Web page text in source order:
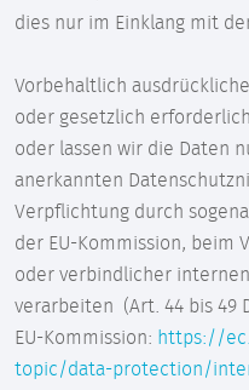
dies nur im Einklang mit
Vorbehaltlich
oder gesetzlich
oder lassen wir die Daten
anerkannten
Verpflichtung durch
der EU-Kommission, beim
oder verbindlicher
verarbeiten (Art. 44 bis 49
EU-Kommission: https://
topic/data-protection/